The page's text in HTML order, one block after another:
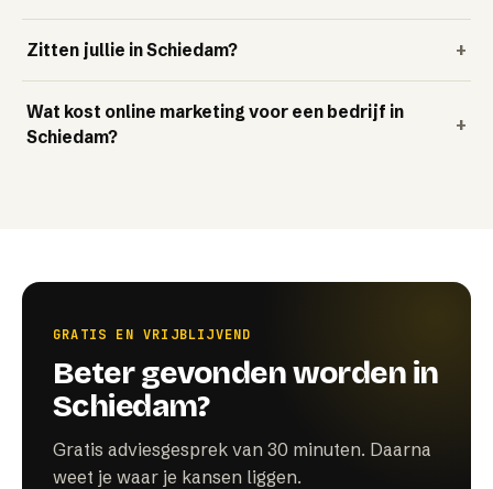
Zitten jullie in Schiedam? +
Wat kost online marketing voor een bedrijf in
Schiedam?
+
GRATIS EN VRIJBLIJVEND
Beter gevonden worden in
Schiedam?
Gratis adviesgesprek van 30 minuten. Daarna
weet je waar je kansen liggen.